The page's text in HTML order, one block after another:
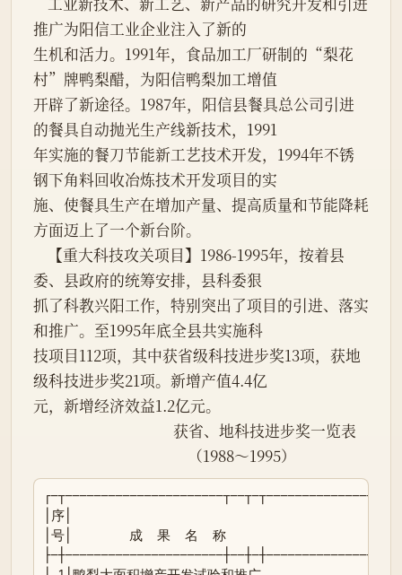
推广为阳信工业企业注入了新的
生机和活力。1991年，食品加工厂研制的“梨花
村”牌鸭梨醋，为阳信鸭梨加工增值
开辟了新途径。1987年，阳信县餐具总公司引进
的餐具自动抛光生产线新技术，1991
年实施的餐刀节能新工艺技术开发，1994年不锈
钢下角料回收冶炼技术开发项目的实
施、使餐具生产在增加产量、提高质量和节能降耗
方面迈上了一个新台阶。
委、县政府的统筹安排，县科委狠
抓了科教兴阳工作，特别突出了项目的引进、落实
和推广。至1995年底全县共实施科
技项目112项，其中获省级科技进步奖13项，获地
级科技进步奖21项。新增产值4.4亿
元，新增经济效益1.2亿元。
                                           （1988～1995）
┌─┬──────────────────────┬──┬─┬───────────────┬──┐
│序│                                            │
│号│        成  果  名  称                      │级
├─┼──────────────────────┼──┼─┼───────────────┼──┤